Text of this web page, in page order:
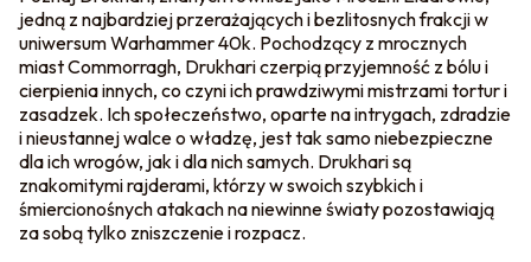
jedną z najbardziej przerażających i bezlitosnych frakcji w
uniwersum Warhammer 40k. Pochodzący z mrocznych
miast Commorragh, Drukhari czerpią przyjemność z bólu i
cierpienia innych, co czyni ich prawdziwymi mistrzami tortur i
zasadzek. Ich społeczeństwo, oparte na intrygach, zdradzie
i nieustannej walce o władzę, jest tak samo niebezpieczne
dla ich wrogów, jak i dla nich samych. Drukhari są
znakomitymi rajderami, którzy w swoich szybkich i
śmiercionośnych atakach na niewinne światy pozostawiają
za sobą tylko zniszczenie i rozpacz.